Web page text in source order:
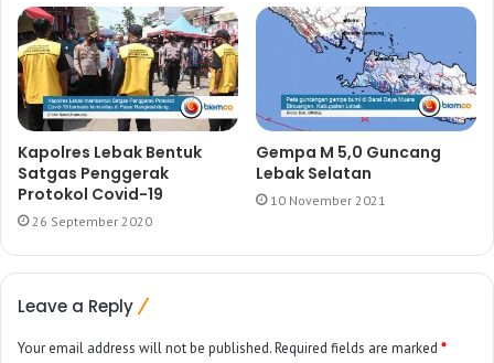
Kapolres Lebak Bentuk
Satgas Penggerak
Protokol Covid-19
26 September 2020
Gempa M 5,0 Guncang
Lebak Selatan
10 November 2021
Leave a Reply
Your email address will not be published.Required fields are marked *